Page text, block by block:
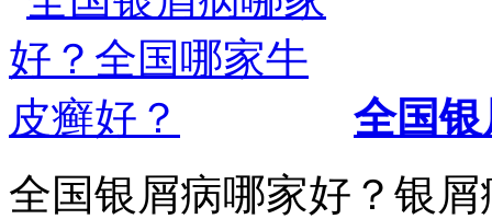
全国
全国银屑病哪家好？银